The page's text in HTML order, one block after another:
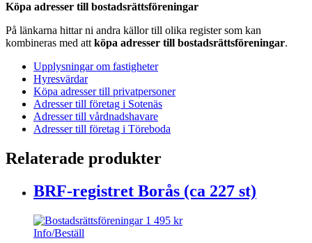
mängd
Köpa adresser till bostadsrättsföreningar
På länkarna hittar ni andra källor till olika register som kan
kombineras med att köpa adresser till bostadsrättsföreningar.
Upplysningar om fastigheter
Hyresvärdar
Köpa adresser till privatpersoner
Adresser till företag i Sotenäs
Adresser till vårdnadshavare
Adresser till företag i Töreboda
Relaterade produkter
BRF-registret Borås (ca 227 st)
1 495 kr
Info/Beställ